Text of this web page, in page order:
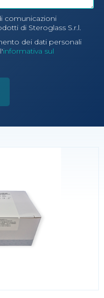
comunicazioni
di Steroglass S.r.l.
dei dati personali
informativa sul